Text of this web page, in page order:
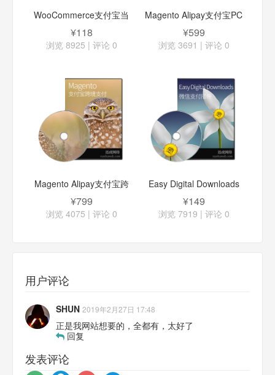
WooCommerce支付宝当
面付支付插件
¥118
浏览 8925 | 评论 0
Magento Alipay支付宝PC
手机支付
¥599
浏览 3691 | 评论 0
Magento Alipay支付宝跨
境支付
¥799
浏览 4075 | 评论 0
Easy Digital Downloads
微信支付插件
¥149
浏览 7919 | 评论 0
用户评论
SHUN 2019年2月27日 17:48
正是我网站想要的，全都有，太好了
回复
发表评论